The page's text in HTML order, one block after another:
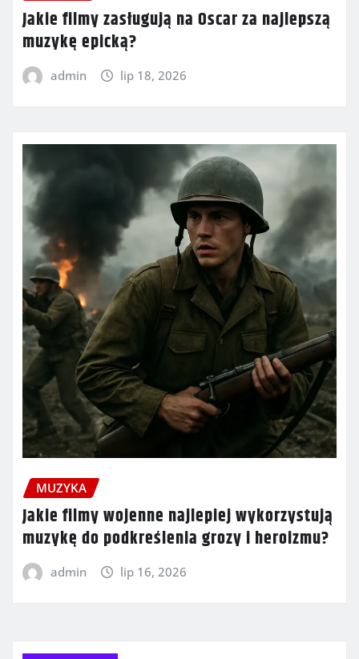
Jakie filmy zasługują na Oscar za najlepszą
muzykę epicką?
admin lip 18, 2026
MUZYKA
Jakie filmy wojenne najlepiej wykorzystują
muzykę do podkreślenia grozy i heroizmu?
admin lip 16, 2026